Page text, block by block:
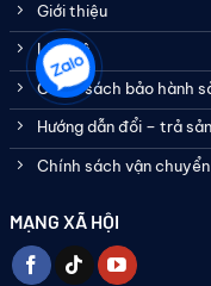
Giới thiệu
Liên hệ
Chính sách bảo hành
Hướng dẫn đổi – trả
Chính sách vận chuyển
MẠNG XÃ HỘI